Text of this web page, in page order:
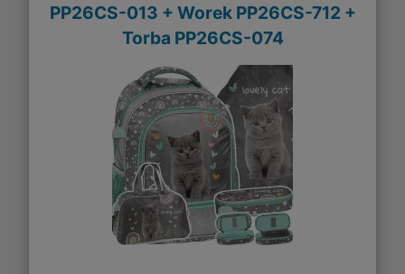
PP26CS-013 + Worek PP26CS-712 +
Torba PP26CS-074